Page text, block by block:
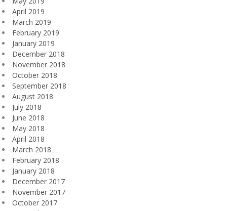
April 2019
March 2019
February 2019
January 2019
December 2018
November 2018
October 2018
September 2018
August 2018
July 2018
June 2018
May 2018
April 2018
March 2018
February 2018
January 2018
December 2017
November 2017
October 2017